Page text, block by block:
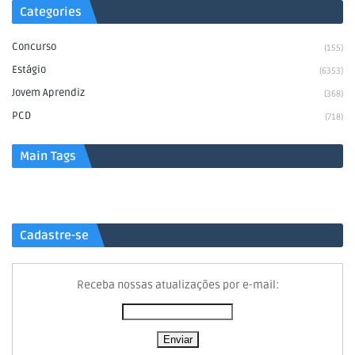
Categories
Concurso (155)
Estágio (6353)
Jovem Aprendiz (368)
PCD (718)
Main Tags
Cadastre-se
Receba nossas atualizações por e-mail: